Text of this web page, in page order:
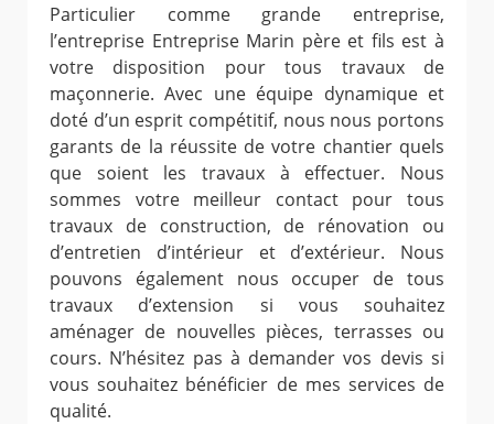
Particulier comme grande entreprise,
l’entreprise Entreprise Marin père et fils est à
votre disposition pour tous travaux de
maçonnerie. Avec une équipe dynamique et
doté d’un esprit compétitif, nous nous portons
garants de la réussite de votre chantier quels
que soient les travaux à effectuer. Nous
sommes votre meilleur contact pour tous
travaux de construction, de rénovation ou
d’entretien d’intérieur et d’extérieur. Nous
pouvons également nous occuper de tous
travaux d’extension si vous souhaitez
aménager de nouvelles pièces, terrasses ou
cours. N’hésitez pas à demander vos devis si
vous souhaitez bénéficier de mes services de
qualité.